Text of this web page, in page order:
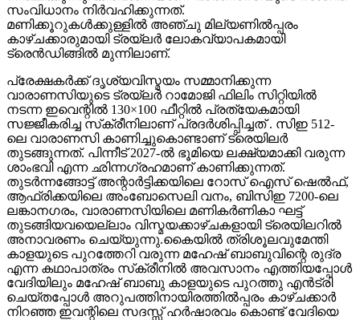
സംവിധാനം നിർവഹിക്കുന്നത്.
മണിക്കൂറുകൾക്കുള്ളിൽ അഞ്ചു മില്യണിൽപ്പരം
കാഴ്ചക്കാരുമായി ട്രയ്ലർ ലോകവ്യാപകമായി
ട്രെൻഡിങ്ങിൽ മുന്നിലാണ്.
പ്രേക്ഷകർക്ക് ദൃശ്യവിസ്മയം സമ്മാനിക്കുന്ന
വാരാണസിയുടെ ട്രയ്ലർ റാമോജി ഫിലിം സിറ്റിയിൽ
നടന്ന ഇവെന്റിൽ 130×100 ഫീറ്റിൽ പ്രത്യേകമായി
സജ്ജീകരിച്ച സ്‌ക്രീനിലാണ് പ്രദർശിപ്പിച്ചത് . സിഇ 512-
ലെ വാരാണസി കാണിച്ചുകൊണ്ടാണ് ട്രെയിലര്‍
തുടങ്ങുന്നത്. പിന്നീട് 2027-ല്‍ ഭൂമിയെ ലക്ഷ്യമാക്കി വരുന്ന
ശാംഭവി എന്ന ഛിന്നഗ്രഹമാണ് കാണിക്കുന്നത്.
തുടര്‍ന്നങ്ങോട്ട് അന്റാര്‍ട്ടിക്കയിലെ റോസ് ഐസ് ഷെല്‍ഫ്,
ആഫ്രിക്കയിലെ അംബോസെലി വനം, ബിസിഇ 7200-ലെ
ലങ്കാനഗരം, വാരാണസിയിലെ മണികര്‍ണികാ ഘട്ട്
തുടങ്ങിയവയെല്ലാം വിസ്മയക്കാഴ്ചകളായി ട്രെയിലറില്‍
അനാവരണം ചെയ്യുന്നു.കൈയില്‍ ത്രിശൂലവുമേന്തി
കാളയുടെ പുറത്തേറി വരുന്ന മഹേഷ് ബാബുവിന്റെ രുദ്ര
എന്ന കഥാപാത്രം സ്‌ക്രീനിൽ അവസാനം എത്തിയപ്പോൾ
വേദിയിലും മഹേഷ് ബാബു കാളയുടെ പുറത്തു എൻട്രി
ചെയ്തപ്പോൾ അറുപത്തിനായിരത്തിൽപ്പരം കാഴ്ചക്കാർ
നിറഞ്ഞ ഇവന്റിലെ സദസ്സ് ഹർഷാരവം കൊണ്ട് വേദിയെ